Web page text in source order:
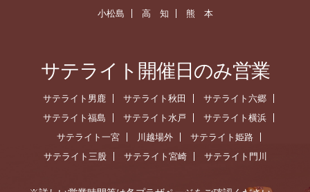
小松島
高 知 熊 本
サテライト開催日のみ営業
サテライト男鹿 サテライト秋田
サテライト六郷
サテライト福島
サテライト水戸
サテライト横浜
サテライト一宮
川越場外
サテライト姫路
サテライト三股
サテライト宮崎 サテライト門川